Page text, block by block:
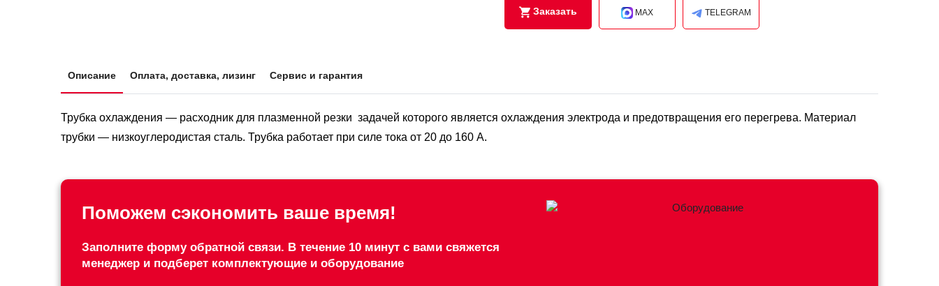
Заказать MAX TELEGRAM
Описание Оплата, доставка, лизинг Сервис и гарантия
Трубка охлаждения — расходник для плазменной резки задачей которого является охлаждения электрода и предотвращения его перегрева. Материал
трубки — низкоуглеродистая сталь. Трубка работает при силе тока от 20 до 160 А.
Поможем сэкономить ваше время!
Заполните форму обратной связи. В течение 10 минут с вами свяжется
менеджер и подберет комплектующие и оборудование